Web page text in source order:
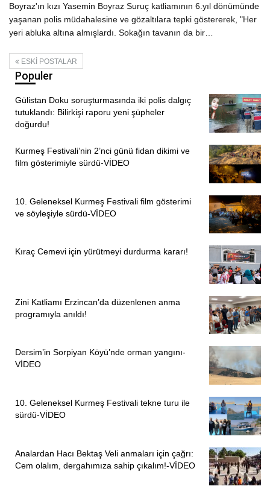
Boyraz'ın kızı Yasemin Boyraz Suruç katliamının 6.yıl dönümünde
yaşanan polis müdahalesine ve gözaltılara tepki göstererek, "Her
yeri abluka altına almışlardı. Sokağın tavanın da bir…
ESKI POSTALAR
Populer
Gülistan Doku soruşturmasında iki polis dalgıç
tutuklandı: Bilirkişi raporu yeni şüpheler
doğurdu!
Kurmeş Festivali’nin 2’nci günü fidan dikimi ve
film gösterimiyle sürdü-VİDEO
10. Geleneksel Kurmeş Festivali film gösterimi
ve söyleşiyle sürdü-VİDEO
Kıraç Cemevi için yürütmeyi durdurma kararı!
Zini Katliamı Erzincan’da düzenlenen anma
programıyla anıldı!
Dersim’in Sorpiyan Köyü’nde orman yangını-
VİDEO
10. Geleneksel Kurmeş Festivali tekne turu ile
sürdü-VİDEO
Analardan Hacı Bektaş Veli anmaları için çağrı:
Cem olalım, dergahımıza sahip çıkalım!-VİDEO